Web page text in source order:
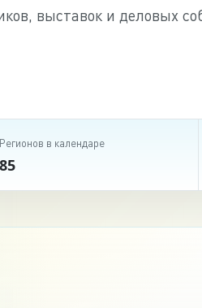
выставок и деловых
Регионов в календаре
85